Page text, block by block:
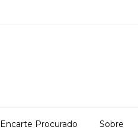
Encarte Procurado Sobre